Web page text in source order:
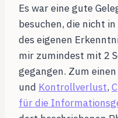
Es war eine gute
besuchen, die nicht
des eigenen
mir zumindest mit 2
gegangen. Zum
und Kontrollverlust,
für die